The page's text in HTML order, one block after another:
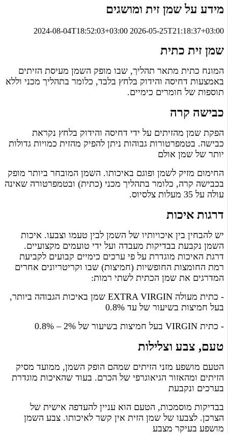
מידע על שמן זית ומושגים
2024-08-04T18:52:03+03:00 2026-05-25T21:18:37+03:00
שמן זית כתית
המונח כתית מתאר תהליך, שבו מופק השמן מעיסת הזיתים
באמצעות דחיסה והידוק בלחץ בלבד, כלומר בתהליך מכני וללא
תוספות של חומרים כימיים.
כבישה קרה
הפקת שמן מהזיתים על ידי דחיסה והידוק בלחץ נקראת
כבישה. בטמפרטורות גבוהות ניתן להפיק מהזית כמויות גדולות
יותר של שמן אולם
החימום מזיק לשמן ופוגם באיכותו. השמן המובחר ביותר מופק
בכבישה קרה, כלומר בתהליך מכני (כתית) ובטמפרטורה שאינה
עולה על 35 מעלות צלסיוס.
דרגות איכות
יש להבחין בין איכויותיו של השמן לבין טעמו וצבעו. איכות
השמן נקבעת בבדיקות מעבדה ועל ידי טועמים מקצועיים.
דרגת האיכות מוגדרת על פי ערכים כימיים קבועים לקביעת
רמת החומצות החופשיות (חמיצות) שבו וקריטריונים אחרים
המדרגים את שמן הכתית לשתי רמות:
- כתית מעולה EXTRA VIRGIN שמן באיכות הגבוהה ביותר,
בעל חמיצות בשיעור של עד 0.8%
- כתית VIRGIN בעל חמיצות בשיעור של 2% – 0.8%
טעם, צבע וצלילות
הטעם מושפע מזני הזיתים שמהם הופק השמן, ממועד מסיק
הזיתים ומהאזור הגיאוגרפי של הכרם. בעוד שהאיכות מוגדרת
בערכים ונקבעת
בבדיקות מוסמכות, הטעם הוא עניין להעדפה אישית של
הצרכן. לצבעו של שמן הזית אין קשר לאיכותו. צבע השמן
מושפע בעיקר מצבע